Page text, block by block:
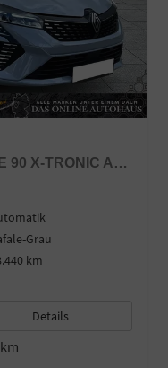
TECHNO SHZ+GJR+RFK TCE 90 X-TRONIC AUTOM.
Grau
km
Details